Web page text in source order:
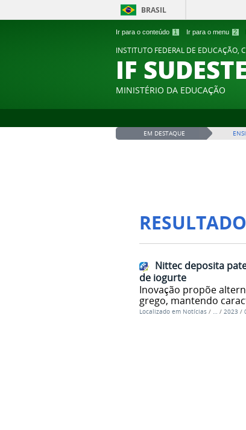
Ir para o conteúdo 1 Ir para o menu 2
BRASIL
INSTITUTO FEDERAL DE EDUCAÇÃO,
IF
MINISTÉRIO DA EDUCAÇÃO
EM DESTAQUE
Nittec deposita
de iogurte
Inovação propõe
grego, mantendo
Localizado em Notícias / … / 2023 /